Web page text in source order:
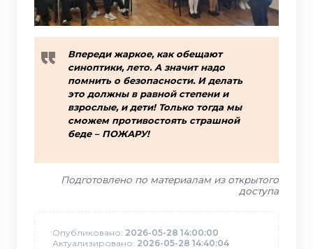
Впереди жаркое, как обещают
синоптики, лето. А значит надо
помнить о безопасности. И делать
это должны в равной степени и
взрослые, и дети! Только тогда мы
сможем противостоять страшной
беде – ПОЖАРУ!
Подготовлено по материалам из открытого
доступа
Опубликовано: 2026-05-28 14:00:00
Актуализировано: 2026-05-28 14:40:04